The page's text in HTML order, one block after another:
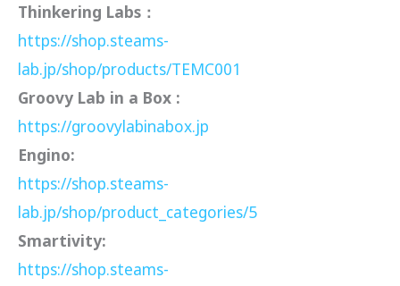
Thinkering Labs：
https://shop.steams-
lab.jp/shop/products/TEMC001
Groovy Lab in a Box :
https://groovylabinabox.jp
Engino:
https://shop.steams-
lab.jp/shop/product_categories/5
Smartivity:
https://shop.steams-